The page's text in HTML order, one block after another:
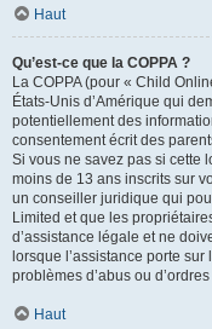
Haut
Qu’est-ce que la COPPA ?
La COPPA (pour « Child
États-Unis d’Amérique qui
potentiellement des
consentement écrit des
Si vous ne savez pas si cette
moins de 13 ans inscrits sur
un conseiller juridique qui
Limited et que les
d’assistance légale et ne
lorsque l’assistance porte
problèmes d’abus ou
Haut